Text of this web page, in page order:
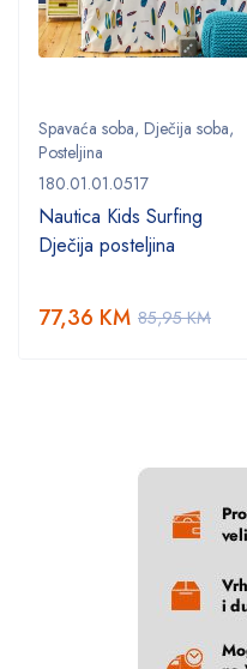
Spavaća soba, Dječija soba,
Posteljina
180.01.01.0517
Nautica Kids Surfing
Dječija posteljina
85,95KM
77,36 KM